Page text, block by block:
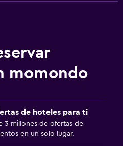
momondo
de hoteles para ti
3 millones de ofertas de
en un solo lugar.